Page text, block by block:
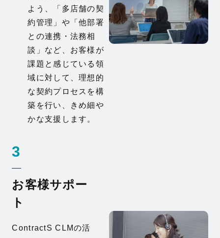
よう、「多店舗の契
約管理」や「他部署
との連携・法務相
談」など、お客様が
課題と感じている領
域に対して、理想的
な契約プロセスを構
築を行い、きめ細や
かな支援します。
3
お客様サポー
ト
ContractS CLMの活